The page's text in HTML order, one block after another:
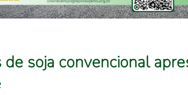
de soja convencional